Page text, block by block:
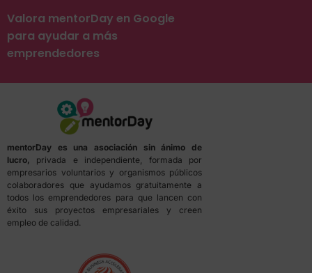
Valora mentorDay en Google
para ayudar a más
emprendedores
mentorDay es una asociación sin ánimo de
lucro, privada e independiente, formada por
empresarios voluntarios y organismos públicos
colaboradores que ayudamos gratuitamente a
todos los emprendedores para que lancen con
éxito sus proyectos empresariales y creen
empleo de calidad.